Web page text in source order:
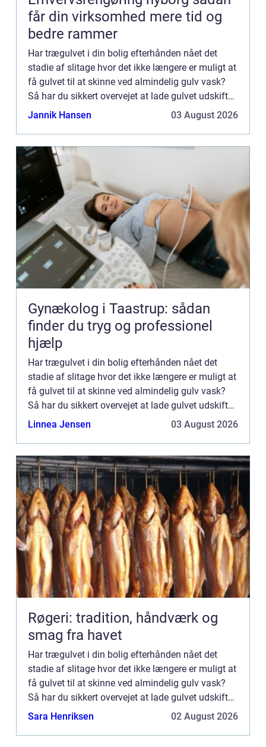
får din virksomhed mere tid og
bedre rammer
Har trægulvet i din bolig efterhånden nået det
stadie af slitage hvor det ikke længere er muligt at
få gulvet til at skinne ved almindelig gulv vask?
Så har du sikkert overvejet at lade gulvet udskifte.
Det er træls og irriterende ikke at kunne få gu...
Jannik Hansen 03 August 2026
Gynækolog i Taastrup: sådan
finder du tryg og professionel
hjælp
Har trægulvet i din bolig efterhånden nået det
stadie af slitage hvor det ikke længere er muligt at
få gulvet til at skinne ved almindelig gulv vask?
Så har du sikkert overvejet at lade gulvet udskifte.
Det er træls og irriterende ikke at kunne få gu...
Linnea Jensen 03 August 2026
Røgeri: tradition, håndværk og
smag fra havet
Har trægulvet i din bolig efterhånden nået det
stadie af slitage hvor det ikke længere er muligt at
få gulvet til at skinne ved almindelig gulv vask?
Så har du sikkert overvejet at lade gulvet udskifte.
Det er træls og irriterende ikke at kunne få gu...
Sara Henriksen 02 August 2026